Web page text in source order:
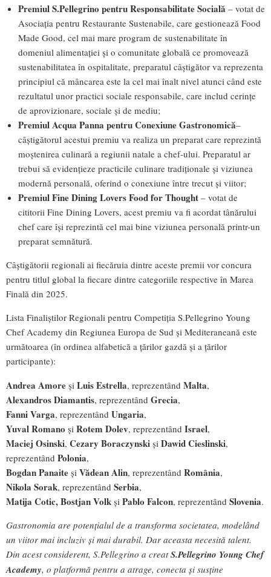
Premiul S.Pellegrino pentru Responsabilitate Socială – votat de
Asociația pentru Restaurante Sustenabile, care gestionează Food
Made Good, cel mai mare program de sustenabilitate în
domeniul alimentației și o comunitate globală ce promovează
sustenabilitatea în ospitalitate, preparatul câștigător va reprezenta
principiul că mâncarea este la cel mai înalt nivel atunci când este
rezultatul unor practici sociale responsabile, care includ cerințe
de aprovizionare, sociale și de mediu;
Premiul Acqua Panna pentru Conexiune Gastronomică–
câștigătorul acestui premiu va realiza un preparat care reprezintă
moștenirea culinară a regiunii natale a chef-ului. Preparatul ar
trebui să evidențieze practicile culinare tradiționale și viziunea
modernă personală, oferind o conexiune între trecut și viitor;
Premiul Fine Dining Lovers Food for Thought – votat de
cititorii Fine Dining Lovers, acest premiu va fi acordat tânărului
chef care își reprezintă cel mai bine viziunea personală printr-un
preparat semnătură.
Câștigătorii regionali ai fiecăruia dintre aceste premii vor concura
pentru titlul global la fiecare dintre categoriile respective în Marea
Finală din 2025.
Lista Finaliștilor Regionali pentru Competiția S.Pellegrino Young
Chef Academy din Regiunea Europa de Sud și Mediteraneană este
următoarea (în ordinea alfabetică a țărilor gazdă și a țărilor
participante):
Andrea Amore și Luis Estrella, reprezentând Malta,
Alexandros Diamantis, reprezentând Grecia,
Fanni Varga, reprezentând Ungaria,
Yuval Romano și Rotem Dolev, reprezentând Israel,
Maciej Osinski, Cezary Boraczynski și Dawid Cieslinski,
reprezentând Polonia,
Bogdan Panaite și Vădean Alin, reprezentând România,
Nikola Sorak, reprezentând Serbia,
Matija Cotic,Bostjan Volk și Pablo Falcon, reprezentând Slovenia.
Gastronomia are potențialul de a transforma societatea, modelând
un viitor mai incluziv și mai durabil. Dar aceasta necesită talent.
Din acest considerent, S.Pellegrino a creatS.Pellegrino Young Chef
Academy, o platformă pentru a atrage, conecta și susține